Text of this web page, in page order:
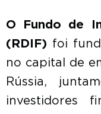
O Fundo de
(RDIF) foi
no capital de
Rússia,
investidores